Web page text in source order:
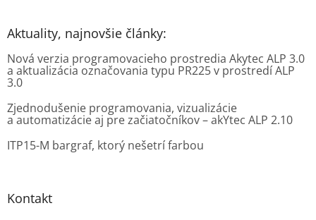
Aktuality, najnovšie články:
Nová verzia programovacieho prostredia Akytec ALP 3.0
a aktualizácia označovania typu PR225 v prostredí ALP
3.0
Zjednodušenie programovania, vizualizácie
a automatizácie aj pre začiatočníkov – akYtec ALP 2.10
ITP15-M bargraf, ktorý nešetrí farbou
Kontakt